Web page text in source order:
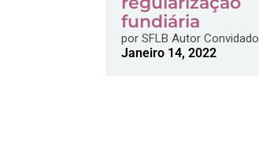
fundiária
por SFLB Autor Convidado
Janeiro 14, 2022